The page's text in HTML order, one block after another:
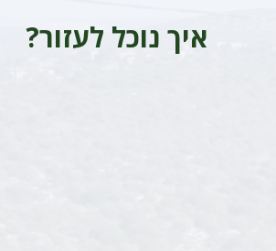
איך נוכל לעזור?